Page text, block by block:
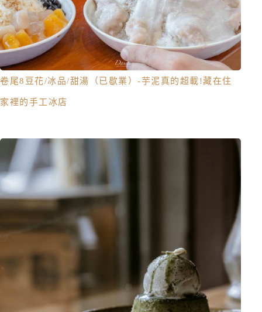
卷尾8豆花/冰品/甜湯（已歇業）-芋泥真的超載!藏在住
家裡的手工冰店